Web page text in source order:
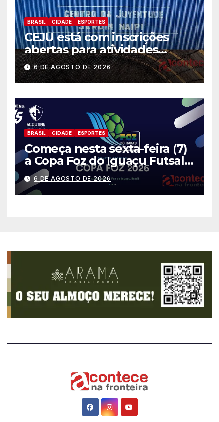
BRASIL CIDADE ESPORTES
CEJU está com inscrições
abertas para atividades
gratuitas
6 DE AGOSTO DE 2026
BRASIL CIDADE ESPORTES
Começa nesta sexta-feira (7)
a Copa Foz do Iguaçu Futsal
2026 com equipes de quatro
países
6 DE AGOSTO DE 2026